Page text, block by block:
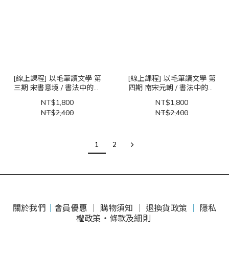
[線上課程] 以毛筆讀文學 第
三期 宋書意境 / 書法中的文
學課｜施筱雲教授-臺灣女書
法家【采采豪禮。采采隱
地】
NT$1,800
NT$2,400
[線上課程] 以毛筆讀文學 第
四期 南宋元朝 / 書法中的文
學課｜施筱雲教授-臺灣女書
法家【采采豪禮。采采隱
地】
NT$1,800
NT$2,400
1 2
關於我們 會員優惠 ｜ 購物須知 ｜ 退換貨政策
隱私
權政策・條款及細則